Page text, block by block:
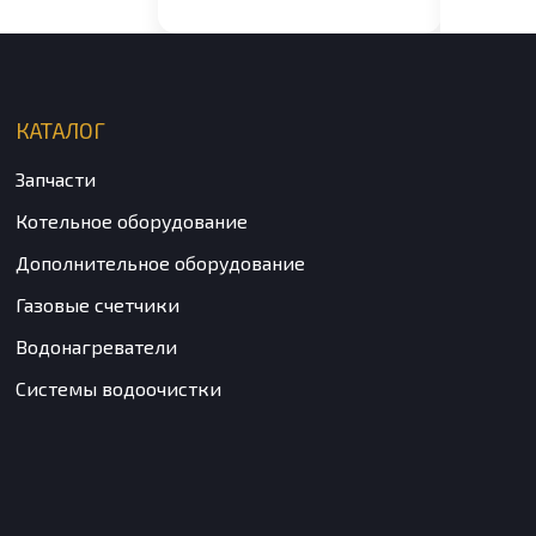
КАТАЛОГ
Запчасти
Котельное оборудование
Дополнительное оборудование
Газовые счетчики
Водонагреватели
Системы водоочистки